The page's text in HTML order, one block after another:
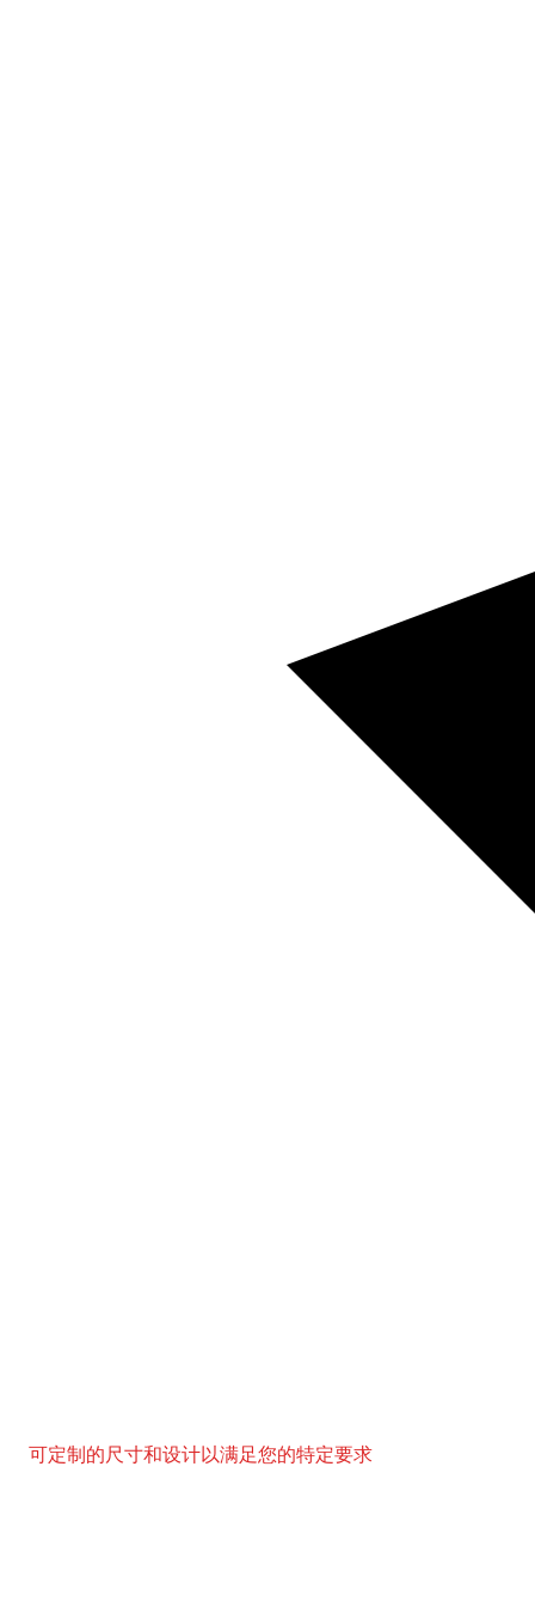
可定制的尺寸和设计以满足您的特定要求